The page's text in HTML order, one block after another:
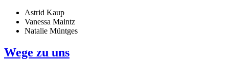
Astrid Kaup
Vanessa Maintz
Natalie Müntges
Wege zu uns